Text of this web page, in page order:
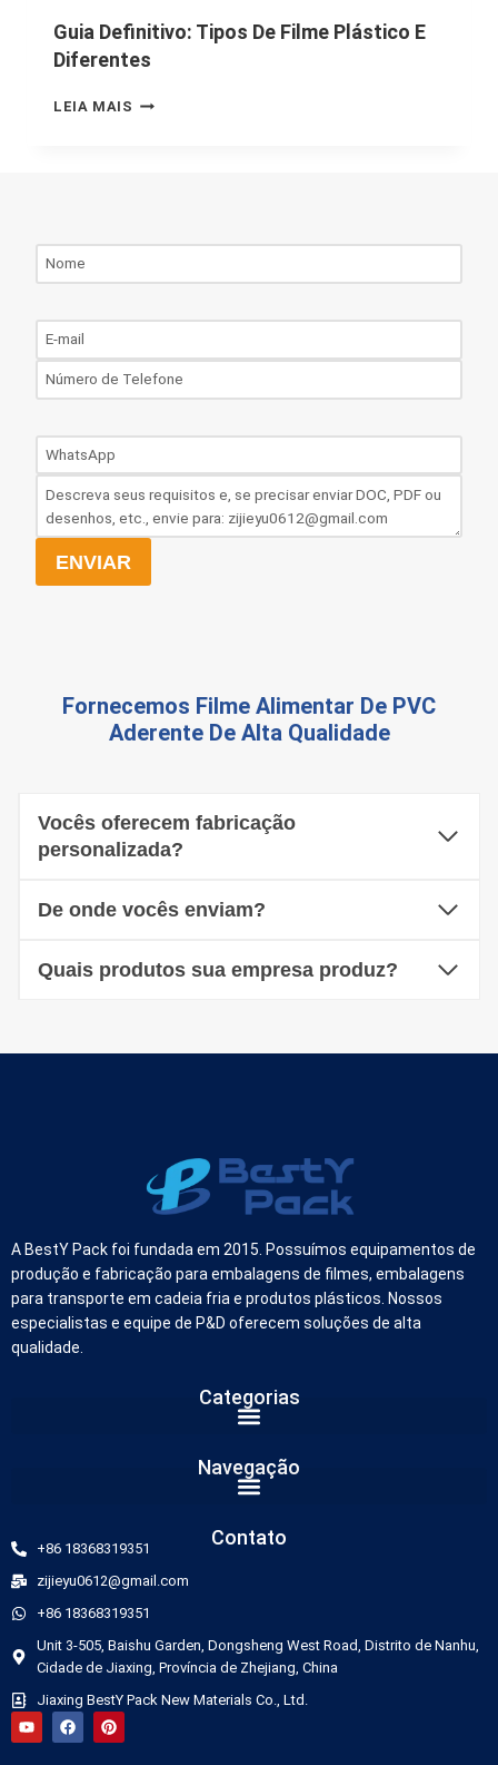
Guia Definitivo: Tipos De Filme Plástico E
Diferentes
LEIA MAIS
ENVIAR
Fornecemos Filme Alimentar De PVC
Aderente De Alta Qualidade
Vocês oferecem fabricação
personalizada?
De onde vocês enviam?
Quais produtos sua empresa produz?
A BestY Pack foi fundada em 2015. Possuímos equipamentos de
produção e fabricação para embalagens de filmes, embalagens
para transporte em cadeia fria e produtos plásticos. Nossos
especialistas e equipe de P&D oferecem soluções de alta
qualidade.
Categorias
Navegação
Contato
+86 18368319351
zijieyu0612@gmail.com
+86 18368319351
Unit 3-505, Baishu Garden, Dongsheng West Road, Distrito de Nanhu,
Cidade de Jiaxing, Província de Zhejiang, China
Jiaxing BestY Pack New Materials Co., Ltd.